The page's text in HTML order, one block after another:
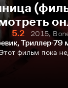
5.2
2015,
Триллер 79
фильм пока